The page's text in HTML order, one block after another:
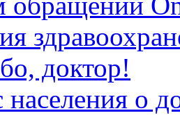
доктор!
о